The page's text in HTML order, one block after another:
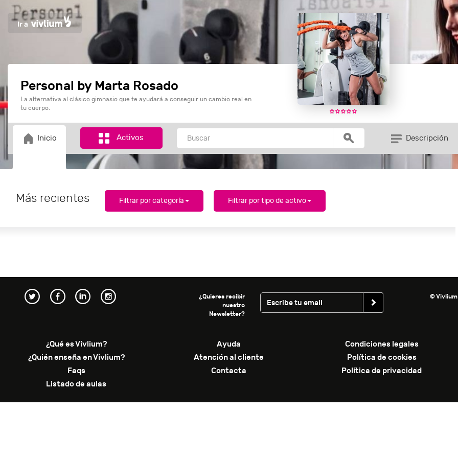
Personal by Marta Rosado
La alternativa al clásico gimnasio que te ayudará a conseguir un cambio real en
tu cuerpo.
Inicio Activos Descripción
Más recientes Filtrar por categoría Filtrar por tipo de activo
¿Quieres recibir
nuestro
Newsletter?
© Vivlium
¿Qué es Vivlium? Ayuda
Condiciones legales
¿Quién enseña en Vivlium?
Atención al cliente
Política de cookies
Faqs
Contacta
Política de privacidad
Listado de aulas